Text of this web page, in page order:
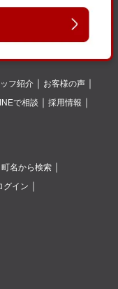
フ紹介
お客様の声
で相談
採用情報
町名から検索
グイン